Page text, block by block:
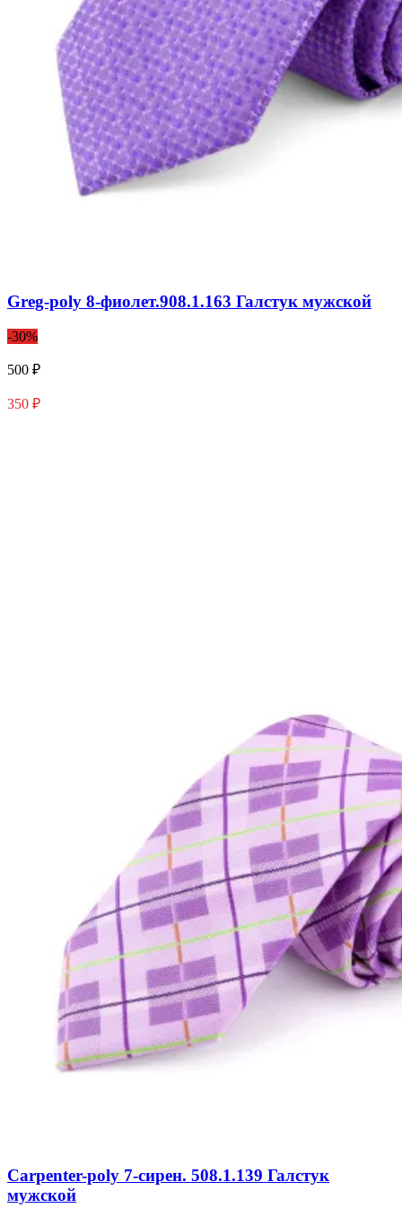
Greg-poly 8-фиолет.908.1.163 Галстук мужской
-30%
500 ₽
350 ₽
Carpenter-poly 7-сирен. 508.1.139 Галстук
мужской